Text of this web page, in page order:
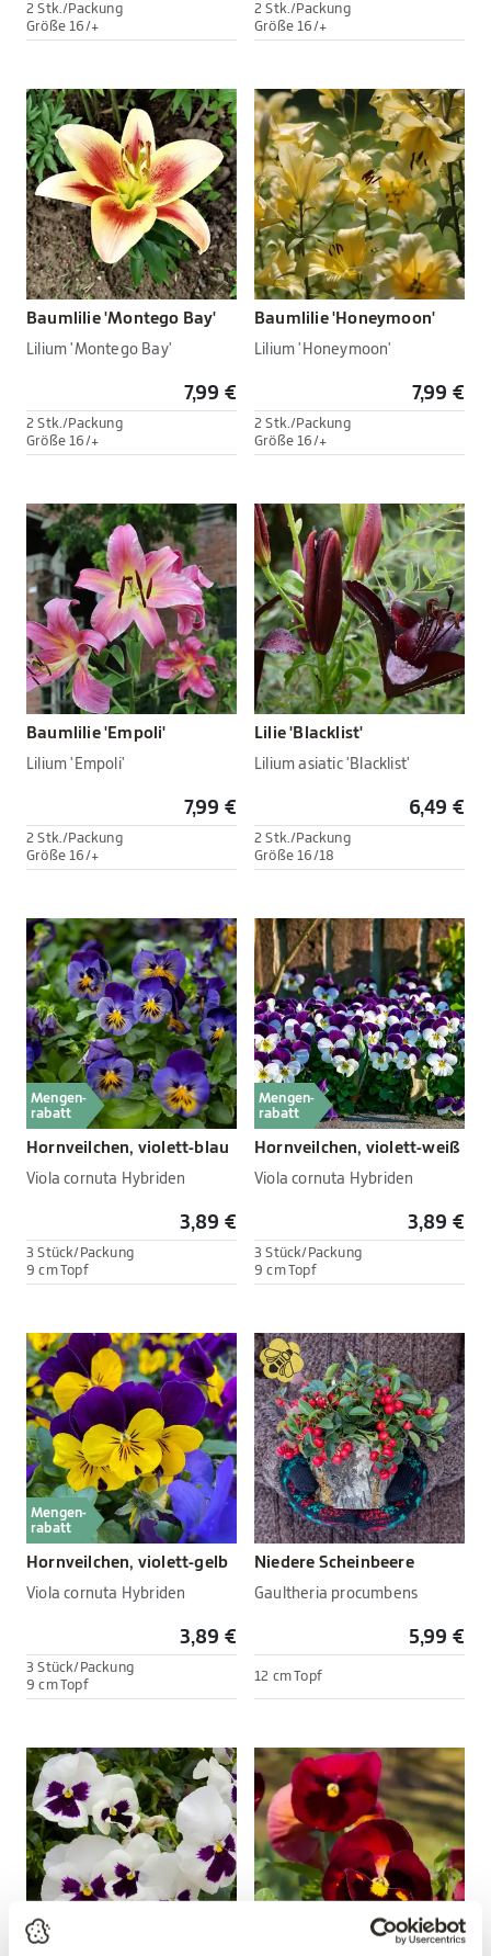
2 Stk./Packung
Größe 16/+
2 Stk./Packung
Größe 16/+
Baumlilie 'Montego Bay'
Lilium 'Montego Bay'
7,99 €
2 Stk./Packung
Größe 16/+
Baumlilie 'Honeymoon'
Lilium 'Honeymoon'
7,99 €
2 Stk./Packung
Größe 16/+
Baumlilie 'Empoli'
Lilium 'Empoli'
7,99 €
2 Stk./Packung
Größe 16/+
Lilie 'Blacklist'
Lilium asiatic 'Blacklist'
6,49 €
2 Stk./Packung
Größe 16/18
Mengen-
rabatt
Hornveilchen, violett-blau
Viola cornuta Hybriden
3,89 €
3 Stück/Packung
9 cm Topf
Mengen-
rabatt
Hornveilchen, violett-weiß
Viola cornuta Hybriden
3,89 €
3 Stück/Packung
9 cm Topf
Mengen-
rabatt
Hornveilchen, violett-gelb
Viola cornuta Hybriden
3,89 €
3 Stück/Packung
9 cm Topf
Niedere Scheinbeere
Gaultheria procumbens
5,99 €
12 cm Topf
Mengen-
rabatt